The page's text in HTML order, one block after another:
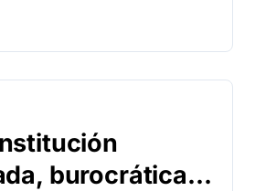
burocrática y